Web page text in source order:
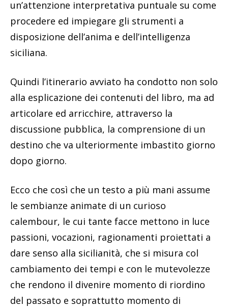
un’attenzione interpretativa puntuale su come
procedere ed impiegare gli strumenti a
disposizione dell’anima e dell’intelligenza
siciliana.
Quindi l’itinerario avviato ha condotto non solo
alla esplicazione dei contenuti del libro, ma ad
articolare ed arricchire, attraverso la
discussione pubblica, la comprensione di un
destino che va ulteriormente imbastito giorno
dopo giorno.
Ecco che così che un testo a più mani assume
le sembianze animate di un curioso
calembour, le cui tante facce mettono in luce
passioni, vocazioni, ragionamenti proiettati a
dare senso alla sicilianità, che si misura col
cambiamento dei tempi e con le mutevolezze
che rendono il divenire momento di riordino
del passato e soprattutto momento di